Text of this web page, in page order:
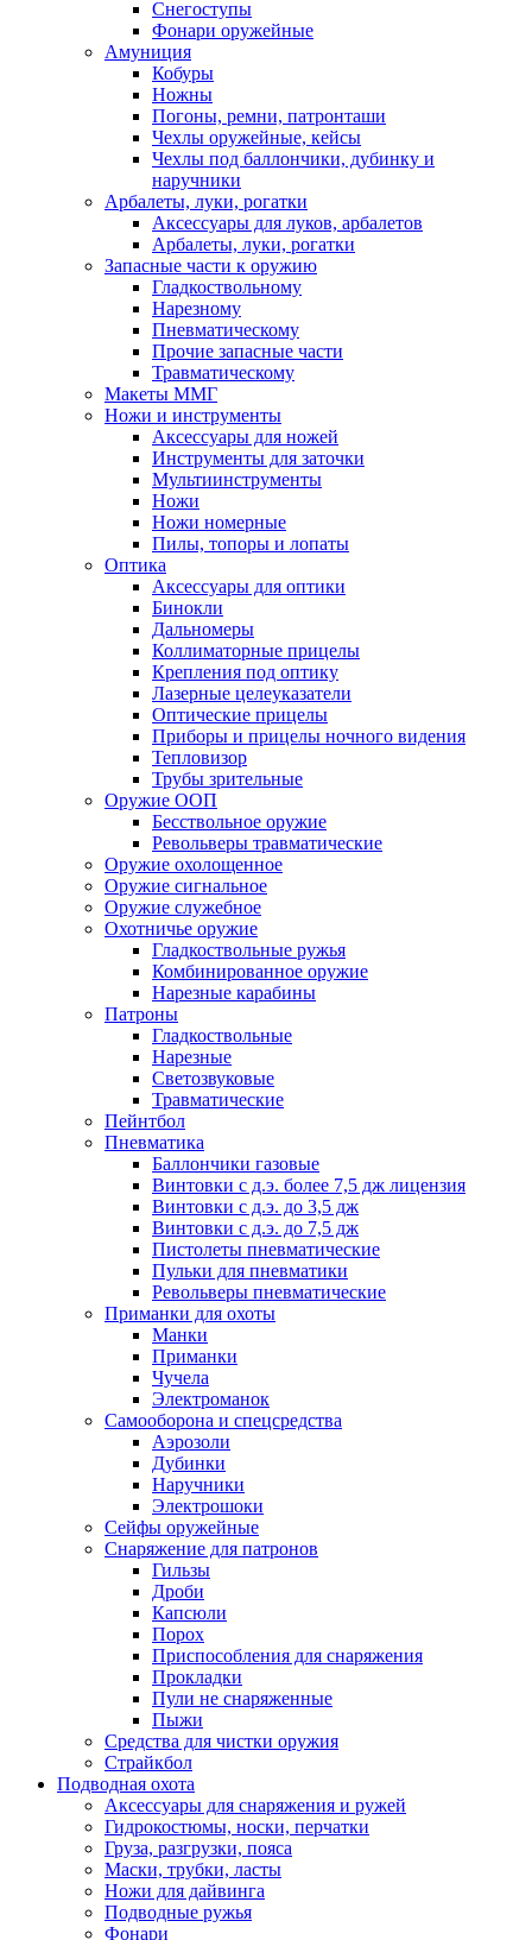
Снегоступы
Фонари оружейные
Амуниция
Кобуры
Ножны
Погоны, ремни, патронташи
Чехлы оружейные, кейсы
Чехлы под баллончики, дубинку и
наручники
Арбалеты, луки, рогатки
Аксессуары для луков, арбалетов
Арбалеты, луки, рогатки
Запасные части к оружию
Гладкоствольному
Нарезному
Пневматическому
Прочие запасные части
Травматическому
Макеты ММГ
Ножи и инструменты
Аксессуары для ножей
Инструменты для заточки
Мультиинструменты
Ножи
Ножи номерные
Пилы, топоры и лопаты
Оптика
Аксессуары для оптики
Бинокли
Дальномеры
Коллиматорные прицелы
Крепления под оптику
Лазерные целеуказатели
Оптические прицелы
Приборы и прицелы ночного видения
Тепловизор
Трубы зрительные
Оружие ООП
Бесствольное оружие
Револьверы травматические
Оружие охолощенное
Оружие сигнальное
Оружие служебное
Охотничье оружие
Гладкоствольные ружья
Комбинированное оружие
Нарезные карабины
Патроны
Гладкоствольные
Нарезные
Светозвуковые
Травматические
Пейнтбол
Пневматика
Баллончики газовые
Винтовки с д.э. более 7,5 дж лицензия
Винтовки с д.э. до 3,5 дж
Винтовки с д.э. до 7,5 дж
Пистолеты пневматические
Пульки для пневматики
Револьверы пневматические
Приманки для охоты
Манки
Приманки
Чучела
Электроманок
Самооборона и спецсредства
Аэрозоли
Дубинки
Наручники
Электрошоки
Сейфы оружейные
Снаряжение для патронов
Гильзы
Дроби
Капсюли
Порох
Приспособления для снаряжения
Прокладки
Пули не снаряженные
Пыжи
Средства для чистки оружия
Страйкбол
Подводная охота
Аксессуары для снаряжения и ружей
Гидрокостюмы, носки, перчатки
Груза, разгрузки, пояса
Маски, трубки, ласты
Ножи для дайвинга
Подводные ружья
Фонари